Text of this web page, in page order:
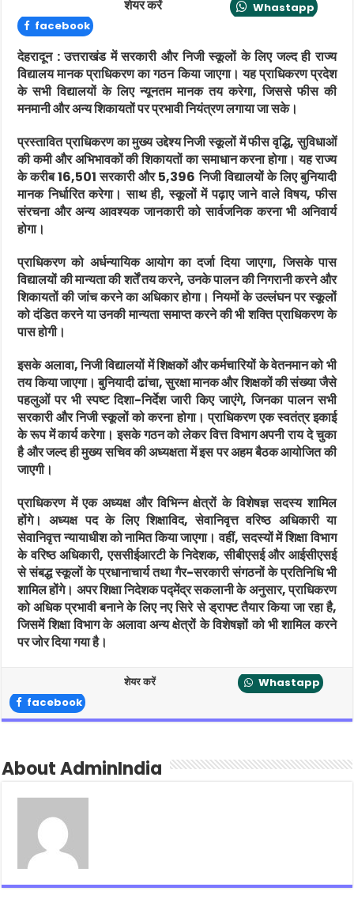
शेयर करें
Whastapp
facebook
देहरादून :उत्तराखंडमें सरकारी और निजी स्कूलों के लिए जल्द ही राज्य
विद्यालय मानक प्राधिकरण का गठन किया जाएगा। यह प्राधिकरण प्रदेश
के सभी विद्यालयों के लिए न्यूनतम मानक तय करेगा, जिससे फीस की
मनमानी और अन्य शिकायतों पर प्रभावी नियंत्रण लगाया जा सके।
प्रस्तावित प्राधिकरण का मुख्य उद्देश्य निजी स्कूलों में फीस वृद्धि, सुविधाओं
की कमी और अभिभावकों की शिकायतों का समाधान करना होगा। यह राज्य
के करीब 16,501 सरकारी और 5,396 निजी विद्यालयों के लिए बुनियादी
मानक निर्धारित करेगा। साथ ही, स्कूलों में पढ़ाए जाने वाले विषय, फीस
संरचना और अन्य आवश्यक जानकारी को सार्वजनिक करना भी अनिवार्य
होगा।
प्राधिकरण को अर्धन्यायिक आयोग का दर्जा दिया जाएगा, जिसके पास
विद्यालयों की मान्यता की शर्तें तय करने, उनके पालन की निगरानी करने और
शिकायतों की जांच करने का अधिकार होगा। नियमों के उल्लंघन पर स्कूलों
को दंडित करने या उनकी मान्यता समाप्त करने की भी शक्ति प्राधिकरण के
पास होगी।
इसके अलावा, निजी विद्यालयों में शिक्षकों और कर्मचारियों के वेतनमान को भी
तय किया जाएगा। बुनियादी ढांचा, सुरक्षा मानक और शिक्षकों की संख्या जैसे
पहलुओं पर भी स्पष्ट दिशा-निर्देश जारी किए जाएंगे, जिनका पालन सभी
सरकारी और निजी स्कूलों को करना होगा। प्राधिकरण एक स्वतंत्र इकाई
के रूप में कार्य करेगा। इसके गठन को लेकर वित्त विभाग अपनी राय दे चुका
है और जल्द ही मुख्य सचिव की अध्यक्षता में इस पर अहम बैठक आयोजित की
जाएगी।
प्राधिकरण में एक अध्यक्ष और विभिन्न क्षेत्रों के विशेषज्ञ सदस्य शामिल
होंगे। अध्यक्ष पद के लिए शिक्षाविद, सेवानिवृत्त वरिष्ठ अधिकारी या
सेवानिवृत्त न्यायाधीश को नामित किया जाएगा। वहीं, सदस्यों में शिक्षा विभाग
के वरिष्ठ अधिकारी, एससीईआरटी के निदेशक, सीबीएसई और आईसीएसई
से संबद्ध स्कूलों के प्रधानाचार्य तथा गैर-सरकारी संगठनों के प्रतिनिधि भी
शामिल होंगे। अपर शिक्षा निदेशक पद्मेंद्र सकलानी के अनुसार, प्राधिकरण
को अधिक प्रभावी बनाने के लिए नए सिरे से ड्राफ्ट तैयार किया जा रहा है,
जिसमें शिक्षा विभाग के अलावा अन्य क्षेत्रों के विशेषज्ञों को भी शामिल करने
पर जोर दिया गया है।
शेयर करें
Whastapp
facebook
About AdminIndia